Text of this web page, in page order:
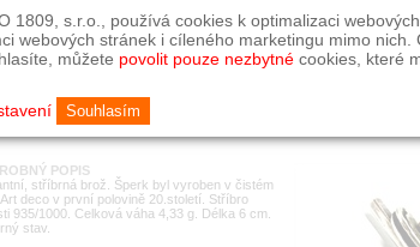
POPIS
stříbrná brož. Šperk byl vyroben v čistém
deco v první polovině 20.století. Stříbro
935/1000. Celková váha 4,33 g. Délka 6 cm.
stav.
1809, s.r.o., používá cookies k optimalizaci
webových stránek i cíleného marketingu mimo
můžete povolit pouze nezbytné cookies, které
Souhlasím